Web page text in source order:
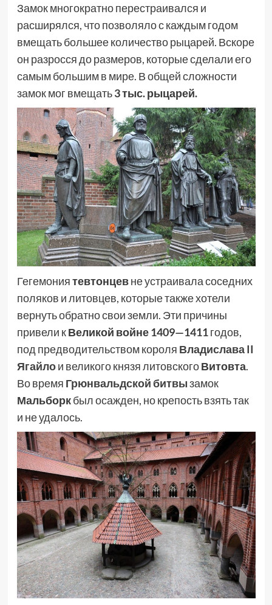
Замок многократно перестраивался и
расширялся, что позволяло с каждым годом
вмещать большее количество рыцарей. Вскоре
он разросся до размеров, которые сделали его
самым большим в мире. В общей сложности
замок мог вмещать3 тыс. рыцарей.
Гегемониятевтонцевне устраивала соседних
поляков и литовцев, которые также хотели
вернуть обратно свои земли. Эти причины
привели кВеликой войне 1409—1411годов,
под предводительством короля Владислава II
Ягайлои великого князя литовскогоВитовта.
Во время Грюнвальдской битвызамок
Мальборкбыл осажден, но крепость взять так
и не удалось.